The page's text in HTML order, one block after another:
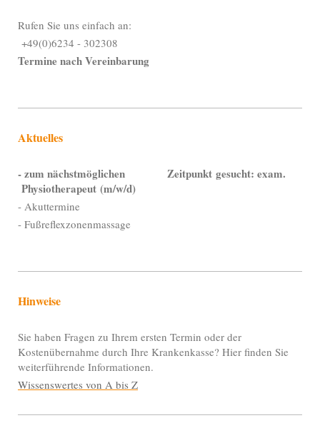
Rufen Sie uns einfach an:
+49(0)6234 - 302308
Termine nach Vereinbarung
Aktuelles
- zum nächstmöglichen Zeitpunkt gesucht: exam.
Physiotherapeut (m/w/d)
- Akuttermine
- Fußreflexzonenmassage
Hinweise
Sie haben Fragen zu Ihrem ersten Termin oder der
Kostenübernahme durch Ihre Krankenkasse? Hier finden Sie
weiterführende Informationen.
Wissenswertes von A bis Z